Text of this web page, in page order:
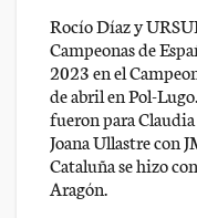
Rocío Díaz y
Campeonas de
2023 en el
de abril en Pol-
fueron para
Joana Ullastre con
Cataluña se hizo
Aragón.